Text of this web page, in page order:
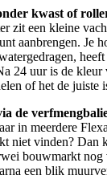
kwast of
zit een kleine
aanbrengen. Je
heeft
24 uur is de
of het de juiste
de
in meerdere
niet vinden? Dan
bouwmarkt nog
een blik